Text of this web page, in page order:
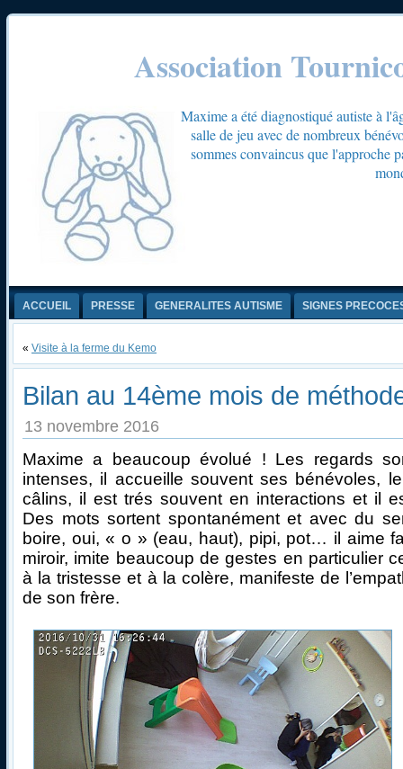
Association
Maxime a été diagnostiqué autiste à
salle de jeu avec de nombreux
sommes convaincus que l'approche
ACCUEIL PRESSE GENERALITES AUTISME SIGNES
« Visite à la ferme du Kemo
Bilan au 14ème mois de
13 novembre 2016
Maxime a beaucoup évolué ! Les regards
intenses, il accueille souvent ses bénévoles,
câlins, il est trés souvent en interactions et il
Des mots sortent spontanément et avec du
boire, oui, « o » (eau, haut), pipi, pot… il aime
miroir, imite beaucoup de gestes en particulier
à la tristesse et à la colère, manifeste de
de son frère.